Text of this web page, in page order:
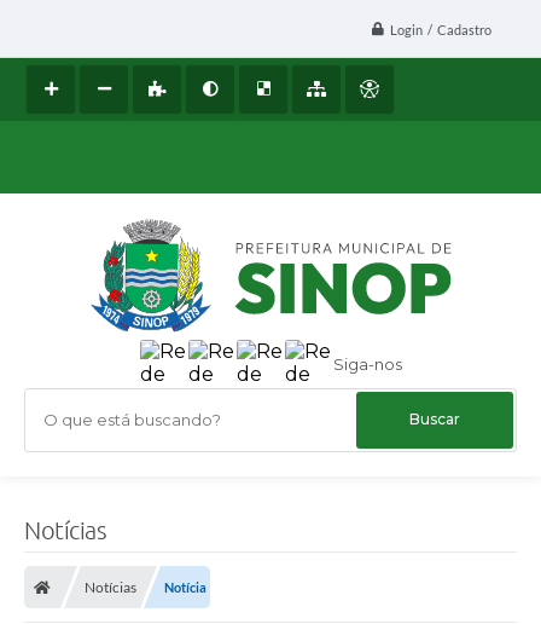
Login / Cadastro
Siga-nos
O que está buscando?
Notícias
Notícias Notícia